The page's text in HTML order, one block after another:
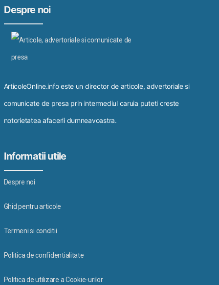
Despre noi
ArticoleOnline.info este un director de articole, advertoriale si
comunicate de presa prin intermediul caruia puteti creste
notorietatea afacerii dumneavoastra.
Informatii utile
Despre noi
Ghid pentru articole
Termeni si conditii
Politica de confidentialitate
Politica de utilizare a Cookie-urilor